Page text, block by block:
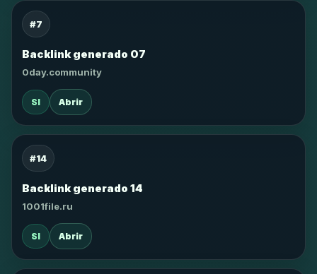
#7
Backlink generado 07
0day.community
SI Abrir
#14
Backlink generado 14
1001file.ru
SI Abrir